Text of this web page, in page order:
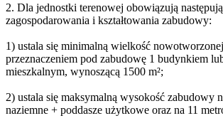
2. Dla jednostki terenowej obowiązują
zagospodarowania i kształtowania zabudowy:
1) ustala się minimalną wielkość
przeznaczeniem pod zabudowę 1 budynkiem
mieszkalnym, wynoszącą 1500 m²;
2) ustala się maksymalną wysokość zabudowy
naziemne + poddasze użytkowe oraz na 11